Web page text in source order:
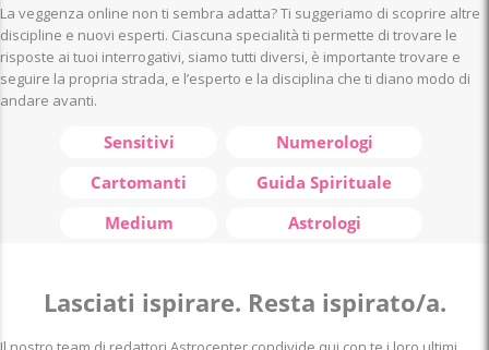
La veggenza online non ti sembra adatta? Ti suggeriamo di scoprire altre
discipline e nuovi esperti. Ciascuna specialità ti permette di trovare le
risposte ai tuoi interrogativi, siamo tutti diversi, è importante trovare e
seguire la propria strada, e l’esperto e la disciplina che ti diano modo di
andare avanti.
Sensitivi
Cartomanti
Medium
Numerologi
Guida Spirituale
Astrologi
Lasciati ispirare. Resta ispirato/a.